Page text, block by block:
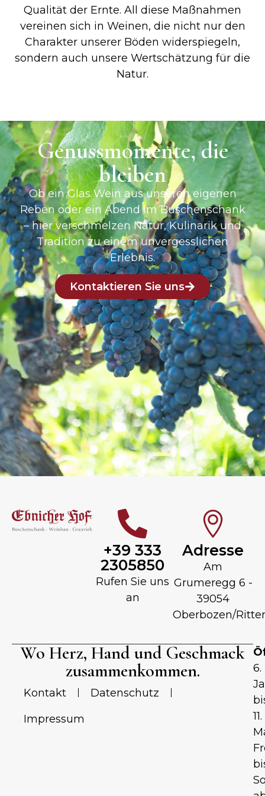
Qualität der Ernte. All diese Maßnahmen
vereinen sich in Weinen, die nicht nur den
Charakter unserer Böden widerspiegeln,
sondern auch unsere Wertschätzung für die
Natur.
Genussmomente, die
bleiben
Ob ein Glas Wein aus unseren eigenen
Reben oder ein Abend im Buschenschank
– hier verschmelzen Natur, Kulinarik und
Tradition zu einem unvergesslichen
Erlebnis.
Kontaktieren Sie uns
+39 333
2305850
Rufen Sie uns
an
Adresse
Am
Grumeregg 6 -
39054
Oberbozen/
Wo Herz, Hand und Geschmack
zusammenkommen.
Kontakt
Datenschutz
Impressum
6.
11.